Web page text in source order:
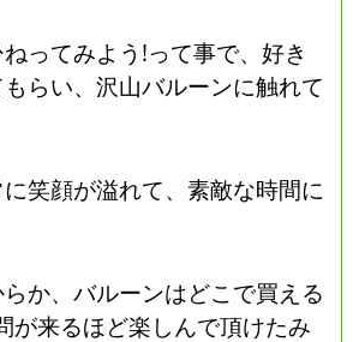
ってみよう!って事で、好き
らい、沢山バルーンに触れて
笑顔が溢れて、素敵な時間に
か、バルーンはどこで買える
が来るほど楽しんで頂けたみ